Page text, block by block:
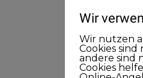
Wir
Wir nutzen
Cookies
andere sind
Cookies